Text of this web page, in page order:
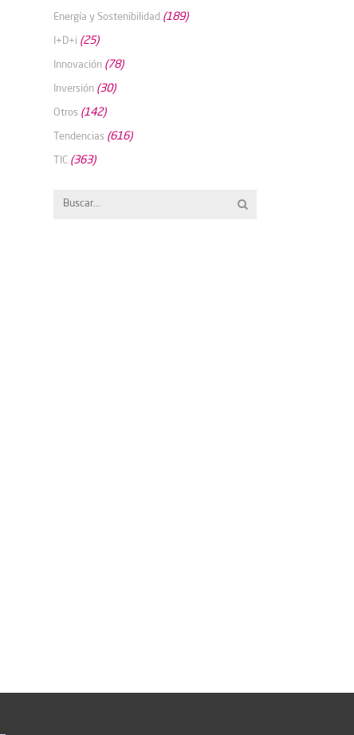
Energía y Sostenibilidad (189)
I+D+i (25)
Innovación (78)
Inversión (30)
Otros (142)
Tendencias (616)
TIC (363)